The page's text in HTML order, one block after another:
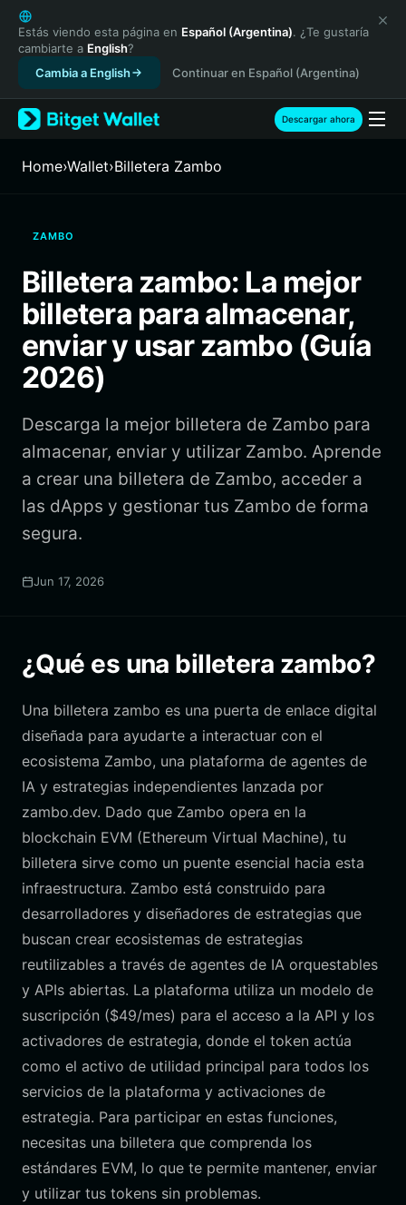
English
日本語
Tiếng Việt
Русский
Español (Latinoamérica)
Türkçe
Français
繁體中文
Bahasa Indonesia
ภาษาไทย
Español
Português (Brasil)
Estás viendo esta página en Español (Argentina). ¿Te gustaría
cambiarte a English?
Cambia a English
Continuar en Español (Argentina)
Descargar ahora
Home›Wallet›Billetera Zambo
ZAMBO
Billetera zambo: La mejor
billetera para almacenar,
enviar y usar zambo (Guía
2026)
Descarga la mejor billetera de Zambo para
almacenar, enviar y utilizar Zambo. Aprende
a crear una billetera de Zambo, acceder a
las dApps y gestionar tus Zambo de forma
segura.
Jun 17, 2026
¿Qué es una billetera zambo?
Una billetera zambo es una puerta de enlace digital
diseñada para ayudarte a interactuar con el
ecosistema Zambo, una plataforma de agentes de
IA y estrategias independientes lanzada por
zambo.dev. Dado que Zambo opera en la
blockchain EVM (Ethereum Virtual Machine), tu
billetera sirve como un puente esencial hacia esta
infraestructura. Zambo está construido para
desarrolladores y diseñadores de estrategias que
buscan crear ecosistemas de estrategias
reutilizables a través de agentes de IA orquestables
y APIs abiertas. La plataforma utiliza un modelo de
suscripción ($49/mes) para el acceso a la API y los
activadores de estrategia, donde el token actúa
como el activo de utilidad principal para todos los
servicios de la plataforma y activaciones de
estrategia. Para participar en estas funciones,
necesitas una billetera que comprenda los
estándares EVM, lo que te permite mantener, enviar
y utilizar tus tokens sin problemas.